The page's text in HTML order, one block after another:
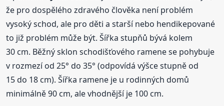
že pro dospělého zdravého člověka není problém
vysoký schod, ale pro děti a starší nebo hendikepované
to již problém může být. Šířka stupňů bývá kolem
30 cm. Běžný sklon schodišťového ramene se pohybuje
v rozmezí od 25° do 35° (odpovídá výšce stupně od
15 do 18 cm). Šířka ramene je u rodinných domů
minimálně 90 cm, ale vhodnější je 100 cm.